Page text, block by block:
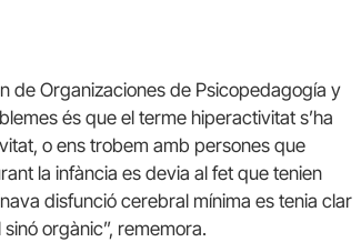
de Organizaciones de Psicopedagogía y
és que el terme hiperactivitat s’ha
o ens trobem amb persones que
la infància es devia al fet que tenien
disfunció cerebral mínima es tenia clar
orgànic”, rememora.